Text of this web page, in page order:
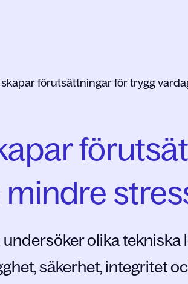
skapar förutsättningar för trygg
olika tekniska
säkerhet, integritet